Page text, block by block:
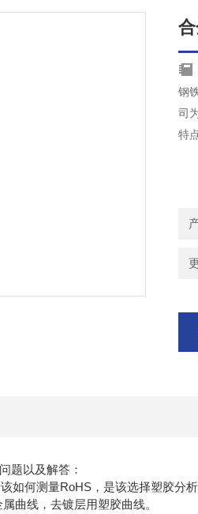
钢
司
特点
题以及解答：
如何测量RoHS，是该选择塑胶分
曲线，去镀层用塑胶曲线。